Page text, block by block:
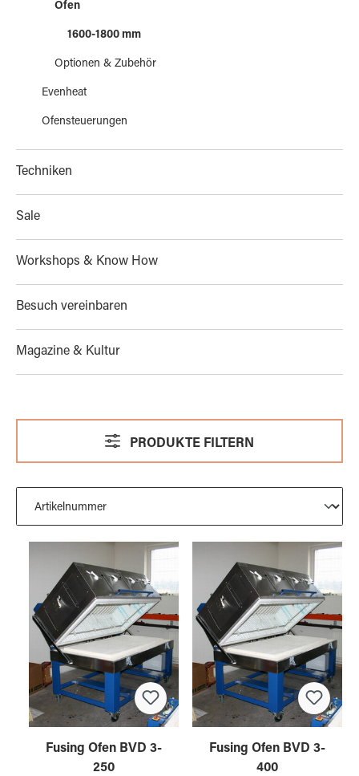
Öfen
1600-1800 mm
Optionen & Zubehör
Evenheat
Ofensteuerungen
Techniken
Sale
Workshops & Know How
Besuch vereinbaren
Magazine & Kultur
PRODUKTE FILTERN
Fusing Ofen BVD 3-
250
Fusing Ofen BVD 3-
400